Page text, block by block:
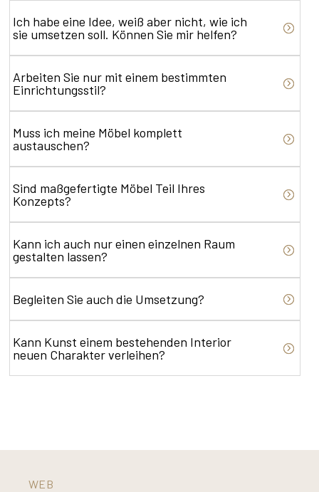
Ich habe eine Idee, weiß aber nicht, wie ich
sie umsetzen soll. Können Sie mir helfen?
Arbeiten Sie nur mit einem bestimmten
Einrichtungsstil?
Muss ich meine Möbel komplett
austauschen?
Sind maßgefertigte Möbel Teil Ihres
Konzepts?
Kann ich auch nur einen einzelnen Raum
gestalten lassen?
Begleiten Sie auch die Umsetzung?
Kann Kunst einem bestehenden Interior
neuen Charakter verleihen?
WEB